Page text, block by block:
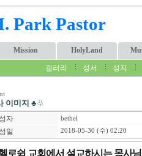
Park Pastor
Mission HolyLand
갤러리 성서 성지
이미지 ♣♧
자 bethel
일 2018-05-30 (수) 02:20
로쉽 교회에서 설교하시는 목사님